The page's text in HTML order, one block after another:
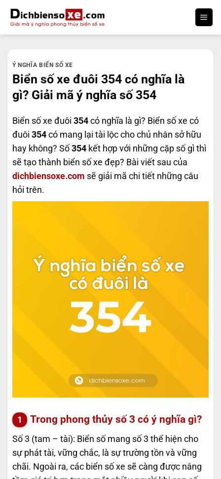
qua
nội
Ý NGHĨA BIỂN SỐ XE
Biển số xe đuôi 354 có nghĩa là
gì? Giải mã ý nghĩa số 354
Biển số xe đuôi 354 có nghĩa là gì? Biển số xe có
đuôi 354 có mang lại tài lộc cho chủ nhân sở hữu
hay không? Số 354 kết hợp với những cặp số gì thì
sẽ tạo thành biển số xe đẹp? Bài viết sau của
dichbiensoxe.com sẽ giải mã chi tiết những câu
hỏi trên.
Trong phong thủy số 3 có ý nghĩa gì?
Số 3 (tam – tài): Biển số mang số 3 thể hiện cho
sự phát tài, vững chắc, là sự trường tồn và vững
chãi. Ngoài ra, các biển số xe sẽ càng được nâng